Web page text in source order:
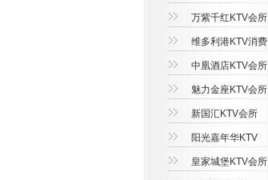
万紫千红KTV会所
维多利港KTV消费
中凰酒店KTV会所
魅力金座KTV会所
新国汇KTV会所
阳光嘉年华KTV
皇家城堡KTV会所